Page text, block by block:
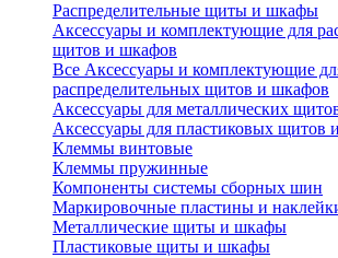
Распределительные щиты и шкафы
Аксессуары и комплектующие для
щитов и шкафов
Все Аксессуары и комплектующие
распределительных щитов и шкафов
Аксессуары для металлических
Аксессуары для пластиковых щитов
Клеммы винтовые
Клеммы пружинные
Компоненты системы сборных шин
Маркировочные пластины и
Металлические щиты и шкафы
Пластиковые щиты и шкафы